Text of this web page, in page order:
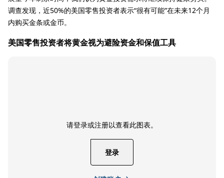
调查发现，近50%的美国零售投资者表示“很有可能”在未来12个月
内购买金条或金币。
美国零售投资者将黄金视为避险资金和保值工具
请登录或注册以查看此图表。
登录